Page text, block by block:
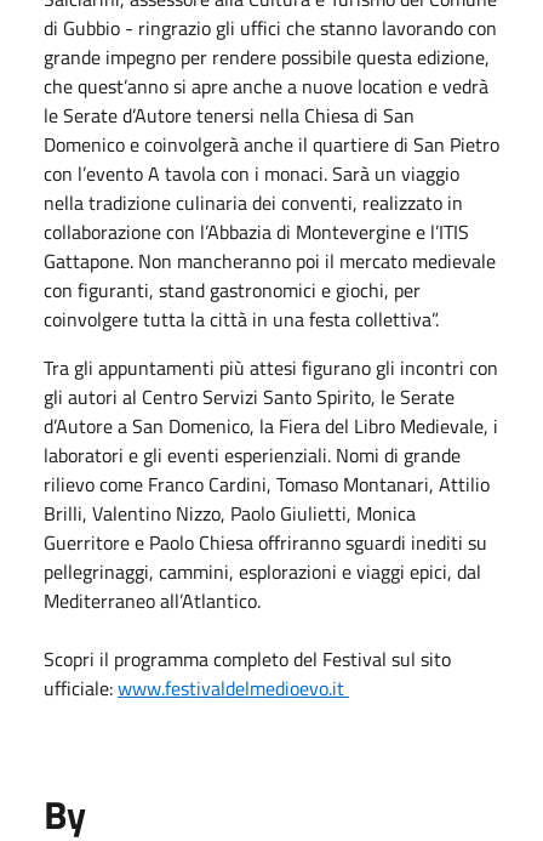
di Gubbio - ringrazio gli uffici che stanno lavorando con
grande impegno per rendere possibile questa edizione,
che quest’anno si apre anche a nuove location e vedrà
le Serate d’Autore tenersi nella Chiesa di San
Domenico e coinvolgerà anche il quartiere di San Pietro
con l’evento A tavola con i monaci. Sarà un viaggio
nella tradizione culinaria dei conventi, realizzato in
collaborazione con l’Abbazia di Montevergine e l’ITIS
Gattapone. Non mancheranno poi il mercato medievale
con figuranti, stand gastronomici e giochi, per
coinvolgere tutta la città in una festa collettiva”.
Tra gli appuntamenti più attesi figurano gli incontri con
gli autori al Centro Servizi Santo Spirito, le Serate
d’Autore a San Domenico, la Fiera del Libro Medievale, i
laboratori e gli eventi esperienziali. Nomi di grande
rilievo come Franco Cardini, Tomaso Montanari, Attilio
Brilli, Valentino Nizzo, Paolo Giulietti, Monica
Guerritore e Paolo Chiesa offriranno sguardi inediti su
pellegrinaggi, cammini, esplorazioni e viaggi epici, dal
Mediterraneo all’Atlantico.
Scopri il programma completo del Festival sul sito
ufficiale:www.festivaldelmedioevo.it
By